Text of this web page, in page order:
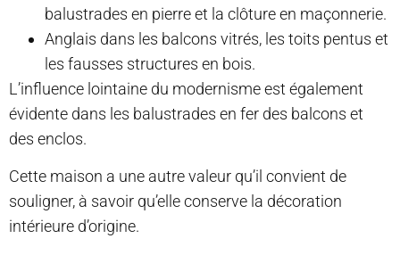
balustrades en pierre et la clôture en maçonnerie.
Anglais dans les balcons vitrés, les toits pentus et
les fausses structures en bois.
L’influence lointaine du modernisme est également
évidente dans les balustrades en fer des balcons et
des enclos.
Cette maison a une autre valeur qu’il convient de
souligner, à savoir qu’elle conserve la décoration
intérieure d’origine.